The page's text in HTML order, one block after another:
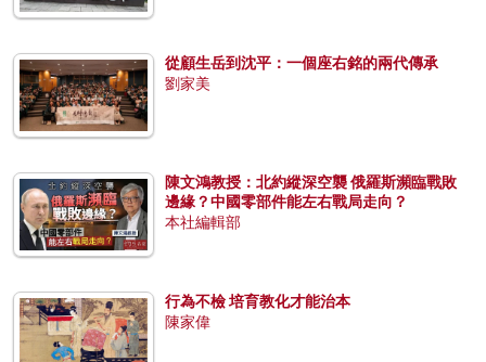
從顧生岳到沈平：一個座右銘的兩代傳承
劉家美
陳文鴻教授：北約縱深空襲 俄羅斯瀕臨戰敗
邊緣？中國零部件能左右戰局走向？
本社編輯部
行為不檢 培育教化才能治本
陳家偉